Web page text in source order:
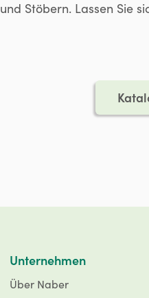
und Stöbern. Lassen Sie
Unternehmen
Über Naber